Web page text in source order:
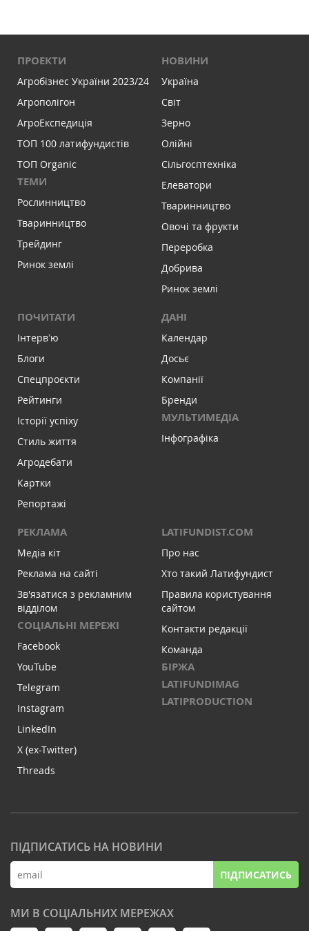
ПРОЕКТИ
Агробізнес України 2023/24
Агрополігон
АгроЕкспедиція
ТОП 100 латифундистів
ТОП Organic
ТЕМИ
Рослинництво
Тваринництво
Трейдинг
Ринок землі
НОВИНИ
Україна
Світ
Зерно
Олійні
Сільгосптехніка
Елеватори
Тваринництво
Овочі та фрукти
Переробка
Добрива
Ринок землі
ПОЧИТАТИ
Інтервʼю
Блоги
Спецпроєкти
Рейтинги
Історії успіху
Стиль життя
Агродебати
Картки
Репортажі
ДАНІ
Календар
Досьє
Компанії
Бренди
МУЛЬТИМЕДІА
Інфографіка
РЕКЛАМА
Медіа кіт
Реклама на сайті
Зв'язатися з рекламним
відділом
СОЦІАЛЬНІ МЕРЕЖІ
Facebook
YouTube
Telegram
Instagram
LinkedIn
X (ex-Twitter)
Threads
LATIFUNDIST.COM
Про нас
Хто такий Латифундист
Правила користування
сайтом
Контакти редакції
Команда
БІРЖА
LATIFUNDIMAG
LATIPRODUCTION
ПІДПИСАТИСЬ НА НОВИНИ
ПІДПИСАТИСЬ
МИ В СОЦІАЛЬНИХ МЕРЕЖАХ